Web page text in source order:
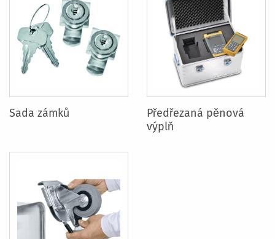
Sada zámků
Předřezaná pěnová
výplň